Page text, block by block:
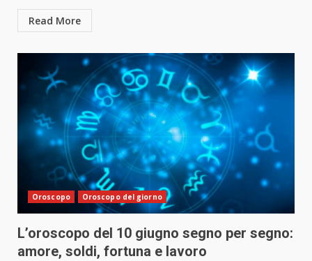
Read More
Oroscopo Oroscopo del giorno
L’oroscopo del 10 giugno segno per segno:
amore, soldi, fortuna e lavoro